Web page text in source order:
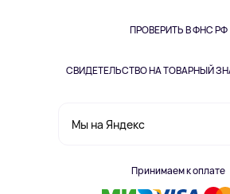
ПРОВЕРИТЬ В ФНС РФ
СВИДЕТЕЛЬСТВО НА ТОВАРНЫЙ
Мы на Яндекс
Принимаем к оплате
Одежда и аксессуары